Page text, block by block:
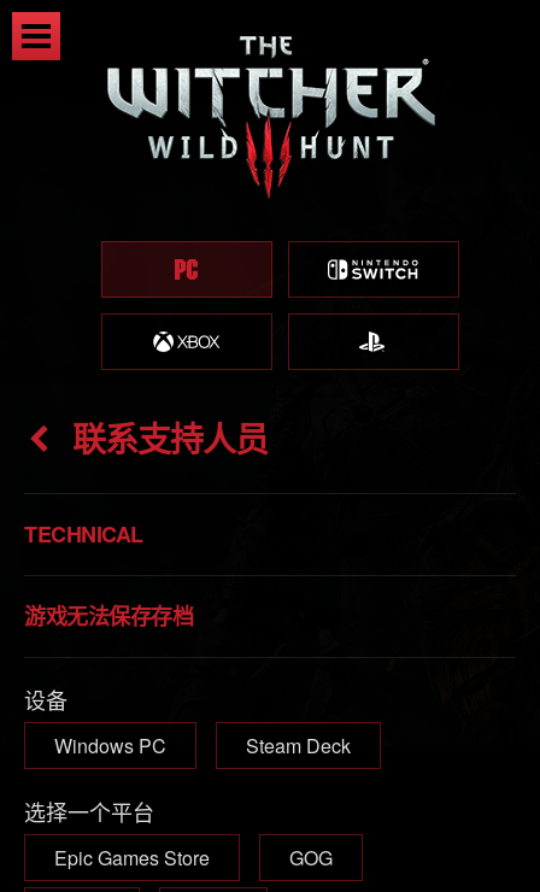
联系支持人员
TECHNICAL
游戏无法保存存档
设备
Windows PC Steam Deck
选择一个平台
Epic Games Store
GOG